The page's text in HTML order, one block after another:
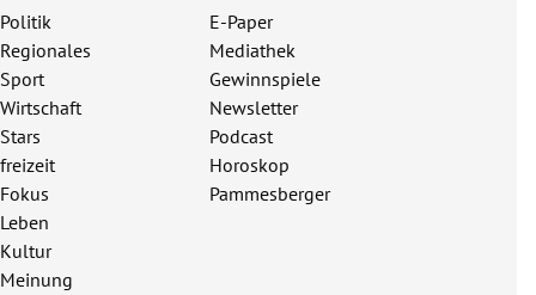
Politik
Regionales
Sport
Wirtschaft
Stars
freizeit
Fokus
Leben
Kultur
Meinung
E-Paper
Mediathek
Gewinnspiele
Newsletter
Podcast
Horoskop
Pammesberger